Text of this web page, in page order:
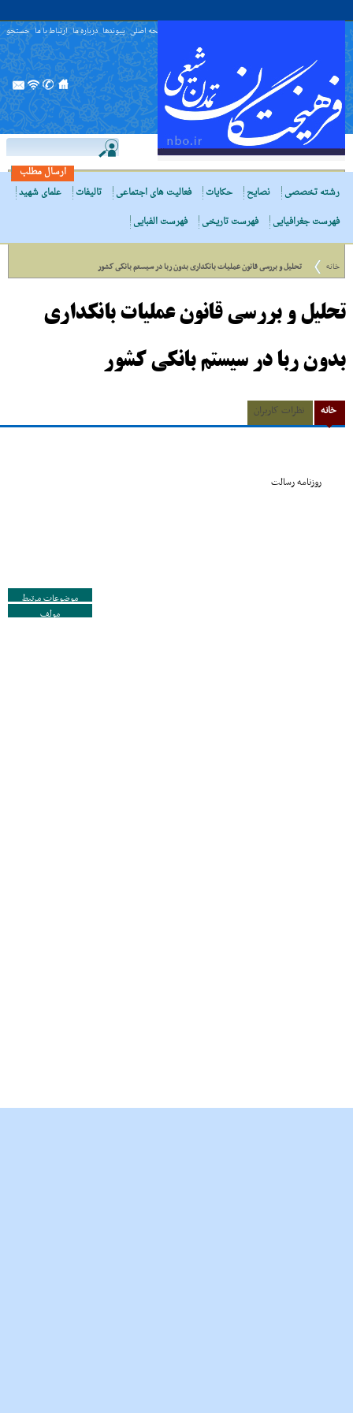
صفحه اصلی پیوندها درباره ما ارتباط با ما جستجو
ارسال مطلب
رشته تخصصی
نصایح حکایات فعالیت های اجتماعی تالیفات
علمای شهید
فهرست جغرافیایی
فهرست تاریخی فهرست الفبایی
خانه تحلیل و بررسى قانون عملیات بانکدارى بدون ربا در سیستم بانکى کشور
تحلیل و بررسى قانون عملیات بانکدارى
بدون ربا در سیستم بانکى کشور
خانه نظرات کاربران
روزنامه رسالت
موضوعات مرتبط
مولف